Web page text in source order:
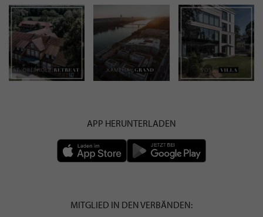
APP HERUNTERLADEN
MITGLIED IN DEN VERBÄNDEN: